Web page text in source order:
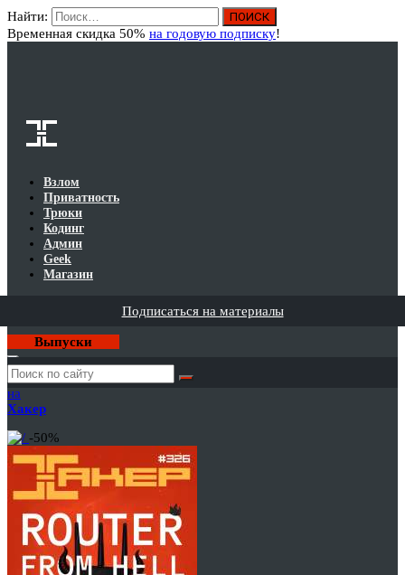
Найти:
Временная скидка 50% на годовую подписку!
Взлом
Приватность
Трюки
Кодинг
Админ
Geek
Магазин
Подписаться на материалы
Выпуски
Годовая
подписка
на
Хакер
-50%